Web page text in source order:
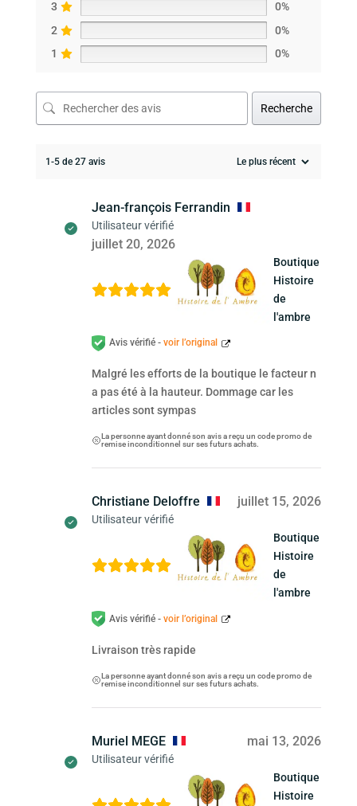
3
0%
2
0%
1
0%
Recherche
1-5 de 27 avis
Jean-françois Ferrandin
Utilisateur vérifié
juillet 20, 2026
Boutique
Histoire
de
l'ambre
Avis vérifié - voir l’original
Malgré les efforts de la boutique le facteur n
a pas été à la hauteur. Dommage car les
articles sont sympas
La personne ayant donné son avis a reçu un code promo de
remise inconditionnel sur ses futurs achats.
Christiane Deloffre
Utilisateur vérifié
juillet 15, 2026
Boutique
Histoire
de
l'ambre
Avis vérifié - voir l’original
Livraison très rapide
La personne ayant donné son avis a reçu un code promo de
remise inconditionnel sur ses futurs achats.
Muriel MEGE
Utilisateur vérifié
mai 13, 2026
Boutique
Histoire